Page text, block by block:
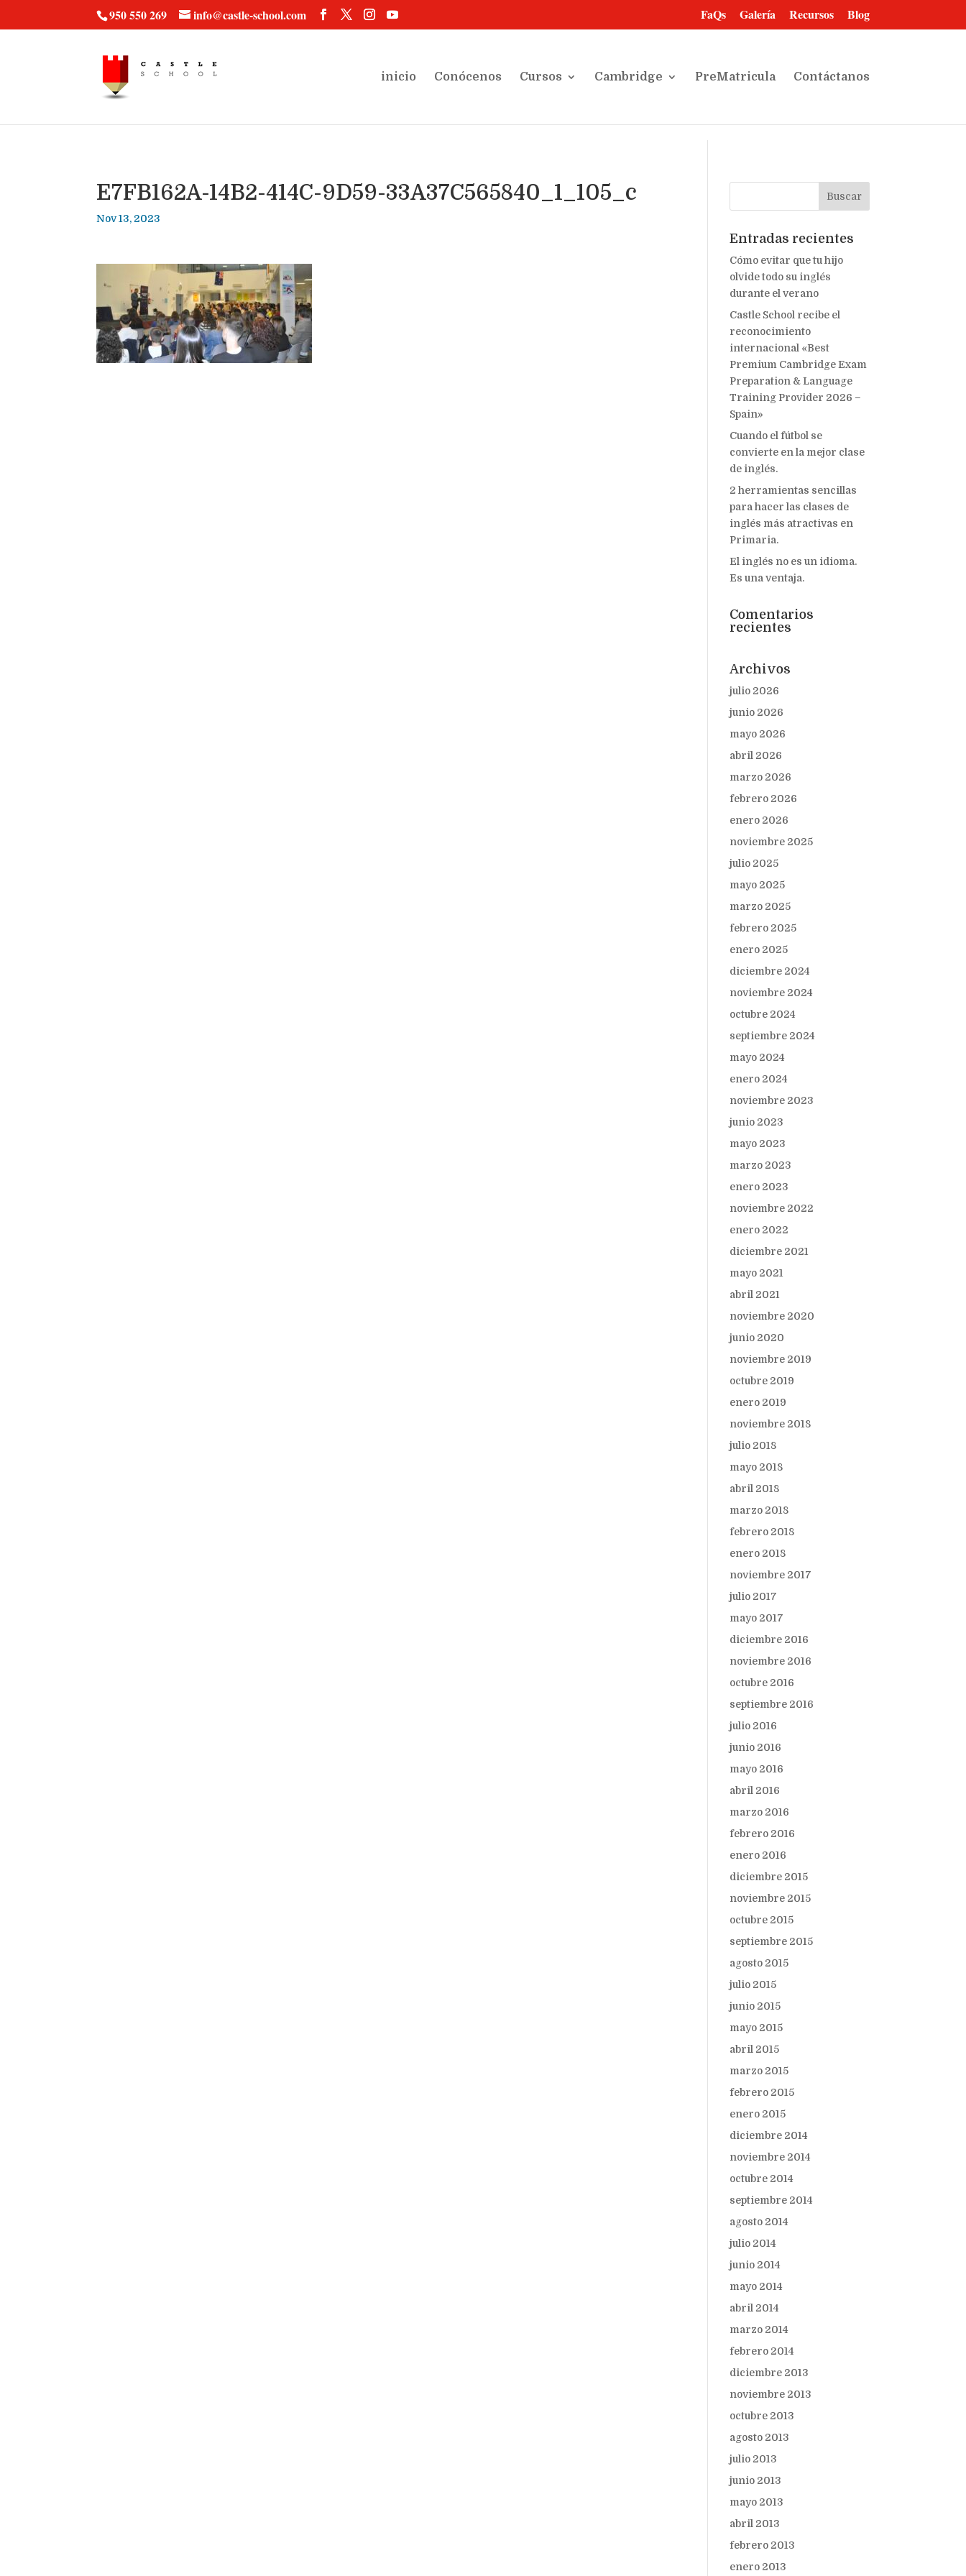
950 550 269 info@castle-school.com FaQs Galería Recursos Blog
inicio Conócenos Cursos Cambridge PreMatricula Contáctanos
E7FB162A-14B2-414C-9D59-33A37C565840_1_105_c
Nov 13, 2023
Entradas recientes
Cómo evitar que tu hijo
olvide todo su inglés
durante el verano
Castle School recibe el
reconocimiento
internacional «Best
Premium Cambridge Exam
Preparation & Language
Training Provider 2026 –
Spain»
Cuando el fútbol se
convierte en la mejor clase
de inglés.
2 herramientas sencillas
para hacer las clases de
inglés más atractivas en
Primaria.
El inglés no es un idioma.
Es una ventaja.
Comentarios
recientes
Archivos
julio 2026
junio 2026
mayo 2026
abril 2026
marzo 2026
febrero 2026
enero 2026
noviembre 2025
julio 2025
mayo 2025
marzo 2025
febrero 2025
enero 2025
diciembre 2024
noviembre 2024
octubre 2024
septiembre 2024
mayo 2024
enero 2024
noviembre 2023
junio 2023
mayo 2023
marzo 2023
enero 2023
noviembre 2022
enero 2022
diciembre 2021
mayo 2021
abril 2021
noviembre 2020
junio 2020
noviembre 2019
octubre 2019
enero 2019
noviembre 2018
julio 2018
mayo 2018
abril 2018
marzo 2018
febrero 2018
enero 2018
noviembre 2017
julio 2017
mayo 2017
diciembre 2016
noviembre 2016
octubre 2016
septiembre 2016
julio 2016
junio 2016
mayo 2016
abril 2016
marzo 2016
febrero 2016
enero 2016
diciembre 2015
noviembre 2015
octubre 2015
septiembre 2015
agosto 2015
julio 2015
junio 2015
mayo 2015
abril 2015
marzo 2015
febrero 2015
enero 2015
diciembre 2014
noviembre 2014
octubre 2014
septiembre 2014
agosto 2014
julio 2014
junio 2014
mayo 2014
abril 2014
marzo 2014
febrero 2014
diciembre 2013
noviembre 2013
octubre 2013
agosto 2013
julio 2013
junio 2013
mayo 2013
abril 2013
febrero 2013
enero 2013